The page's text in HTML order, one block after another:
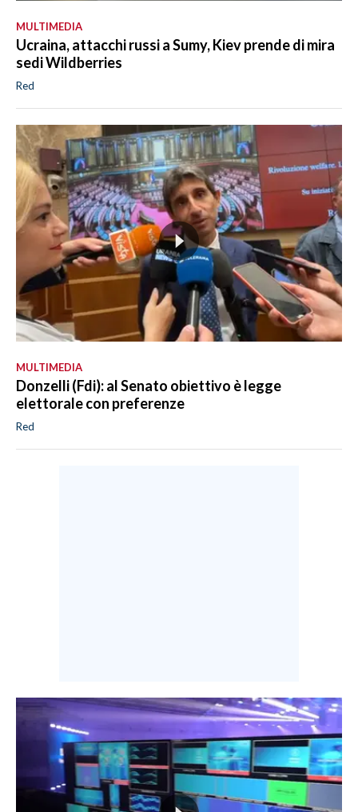
MULTIMEDIA
Ucraina, attacchi russi a Sumy, Kiev prende di mira
sedi Wildberries
Red
MULTIMEDIA
Donzelli (Fdi): al Senato obiettivo è legge
elettorale con preferenze
Red